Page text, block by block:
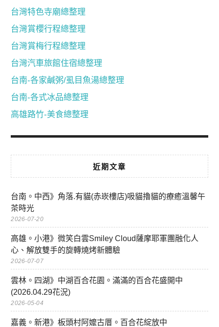
台灣特色寺廟總整理
台灣賞櫻行程總整理
台灣賞梅行程總整理
台灣汽車旅館住宿總整理
台南-各家鹹粥/虱目魚湯總整理
台南-各式冰品總整理
高雄路竹-美食總整理
近期文章
台南。中西》角落.有貓(赤崁樓店)吸貓擼貓的療癒溫馨午
茶時光
2026-07-20
高雄。小港》微笑白雲Smiley Cloud薩摩耶軍團融化人
心、解放雙手的旋轉燒烤新體驗
2026-07-07
雲林。四湖》中湖百合花園。滿滿的百合花盛開中
(2026.04.29花況)
2026-05-04
嘉義。新港》板頭村阿嬤古厝。百合花綻放中